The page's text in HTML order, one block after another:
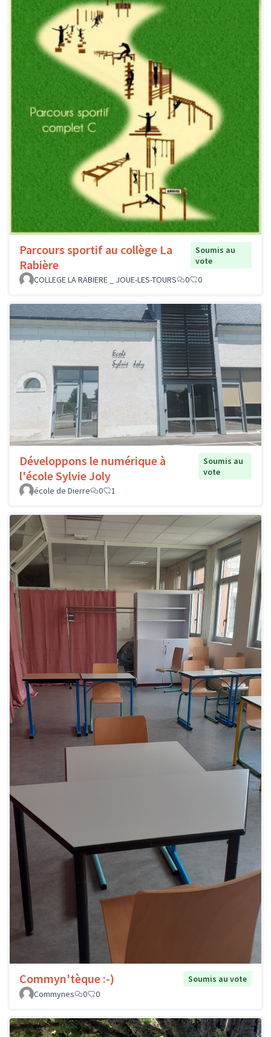
Parcours sportif au collège La
Rabière
Soumis au
vote
COLLEGE LA RABIERE _ JOUE-LES-TOURS
0 0
Développons le numérique à
l'école Sylvie Joly
Soumis au
vote
école de Dierre
0 1
Commyn'tèque :-)
Soumis au vote
Commynes
0 0